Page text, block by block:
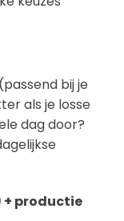
bij je
als je losse
dag door?
productie